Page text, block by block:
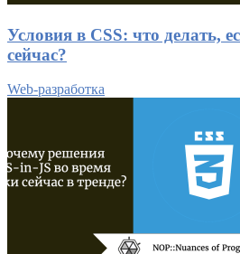
Условия в CSS: что делать,
сейчас?
Web-разработка